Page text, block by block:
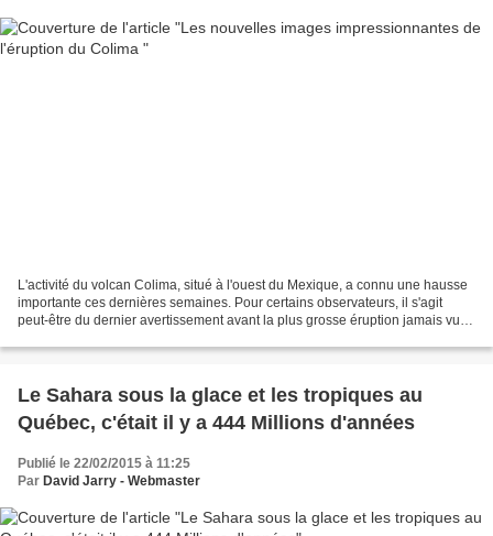
L'activité du volcan Colima, situé à l'ouest du Mexique, a connu une hausse
importante ces dernières semaines. Pour certains observateurs, il s'agit
peut-être du dernier avertissement avant la plus grosse éruption jamais vue
Le Sahara sous la glace et les tropiques au
Québec, c'était il y a 444 Millions d'années
Publié le 22/02/2015 à 11:25
Par David Jarry - Webmaster